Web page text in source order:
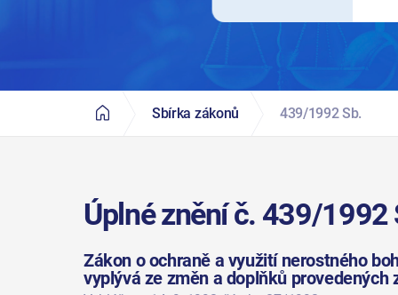
Sbírka zákonů 439/1992 Sb.
Úplné znění č. 439/1992
Zákon o ochraně a využití nerostného
vyplývá ze změn a doplňků